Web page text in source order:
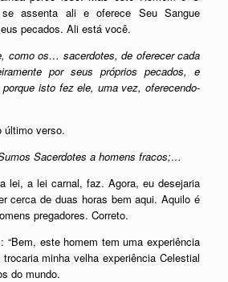
assenta ali e oferece Seu Sangue
pecados. Ali está você.
como os… sacerdotes, de oferecer cada
por seus próprios pecados, e
isto fez ele, uma vez, oferecendo-
último verso.
Sacerdotes a homens fracos;…
lei, a lei carnal, faz. Agora, eu desejaria
cerca de duas horas bem aqui. Aquilo é
pregadores. Correto.
“Bem, este homem tem uma experiência
minha velha experiência Celestial
do mundo.